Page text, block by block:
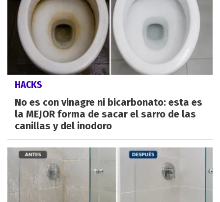
HACKS
No es con vinagre ni bicarbonato: esta es
la MEJOR forma de sacar el sarro de las
canillas y del inodoro